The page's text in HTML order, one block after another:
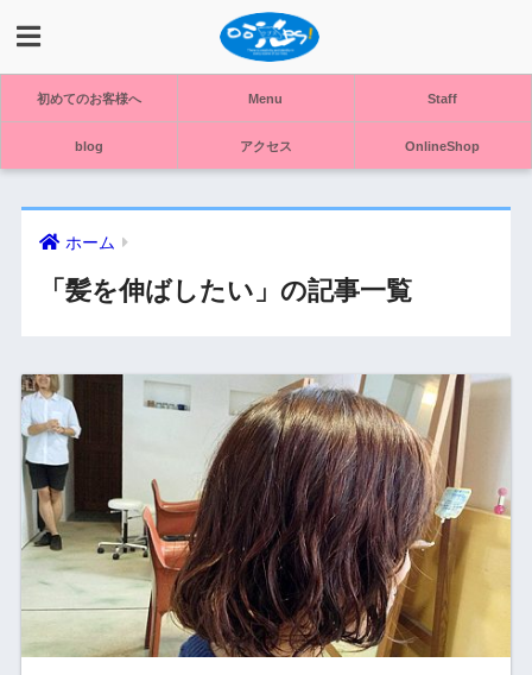
初めてのお客様へ Menu Staff
blog アクセス OnlineShop
ホーム
「髪を伸ばしたい」の記事一覧